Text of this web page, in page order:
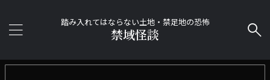
踏み入れてはならない土地・禁足地の恐怖
禁域怪談